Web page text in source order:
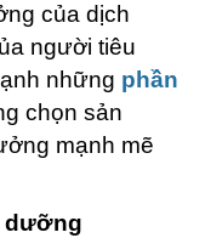
của dịch
người tiêu
những phần
chọn sản
mạnh mẽ
dưỡng